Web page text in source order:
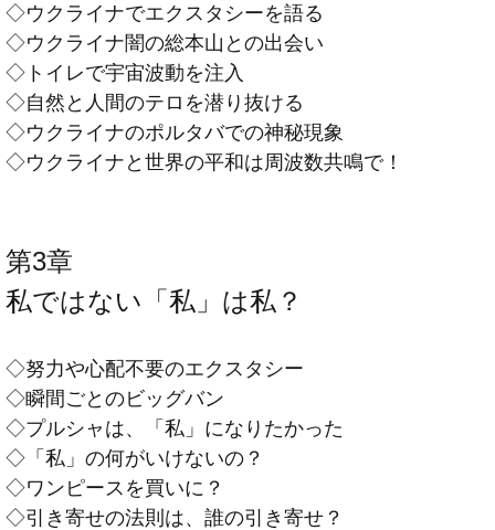
◇ウクライナでエクスタシーを語る
◇ウクライナ闇の総本山との出会い
◇トイレで宇宙波動を注入
◇自然と人間のテロを潜り抜ける
◇ウクライナのポルタバでの神秘現象
◇ウクライナと世界の平和は周波数共鳴で！
第3章
私ではない「私」は私？
◇努力や心配不要のエクスタシー
◇瞬間ごとのビッグバン
◇プルシャは、「私」になりたかった
◇「私」の何がいけないの？
◇ワンピースを買いに？
◇引き寄せの法則は、誰の引き寄せ？